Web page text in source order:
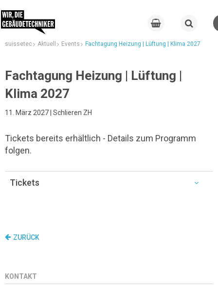
suissetec Aktuell Events Fachtagung Heizung | Lüftung | Klima 2027
Fachtagung Heizung | Lüftung |
Klima 2027
11. März 2027 | Schlieren ZH
Tickets bereits erhältlich - Details zum Programm
folgen.
Tickets
ZURÜCK
KONTAKT